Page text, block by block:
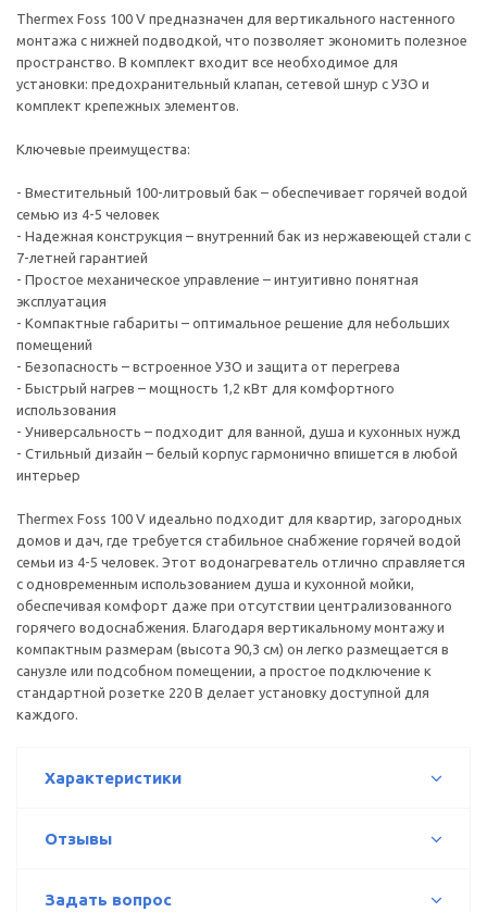
Thermex Foss 100 V предназначен для вертикального настенного
монтажа с нижней подводкой, что позволяет экономить полезное
пространство. В комплект входит все необходимое для
установки: предохранительный клапан, сетевой шнур с УЗО и
комплект крепежных элементов.
Ключевые преимущества:
- Вместительный 100-литровый бак – обеспечивает горячей водой
семью из 4-5 человек
- Надежная конструкция – внутренний бак из нержавеющей стали с
7-летней гарантией
- Простое механическое управление – интуитивно понятная
эксплуатация
- Компактные габариты – оптимальное решение для небольших
помещений
- Безопасность – встроенное УЗО и защита от перегрева
- Быстрый нагрев – мощность 1,2 кВт для комфортного
использования
- Универсальность – подходит для ванной, душа и кухонных нужд
- Стильный дизайн – белый корпус гармонично впишется в любой
интерьер
Thermex Foss 100 V идеально подходит для квартир, загородных
домов и дач, где требуется стабильное снабжение горячей водой
семьи из 4-5 человек. Этот водонагреватель отлично справляется
с одновременным использованием душа и кухонной мойки,
обеспечивая комфорт даже при отсутствии централизованного
горячего водоснабжения. Благодаря вертикальному монтажу и
компактным размерам (высота 90,3 см) он легко размещается в
санузле или подсобном помещении, а простое подключение к
стандартной розетке 220 В делает установку доступной для
каждого.
Характеристики
Отзывы
Задать вопрос